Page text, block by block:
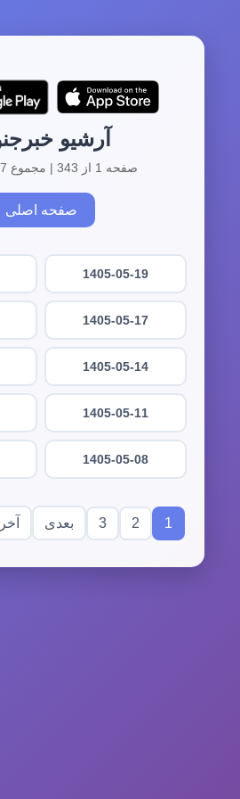
آرشیو
صفحه 1 از 343 | مجموع 3427 آرشیو
صفحه اصلی
1405-05-19
1405-05-17
1405-05-14
1405-05-11
1405-05-08
1
2
3 بعدی آخر